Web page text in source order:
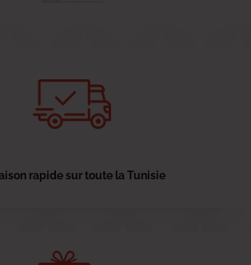
rapide sur toute la Tunisie